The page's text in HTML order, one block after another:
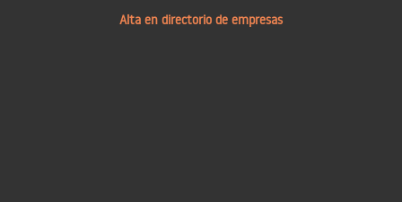
Alta en directorio de empresas